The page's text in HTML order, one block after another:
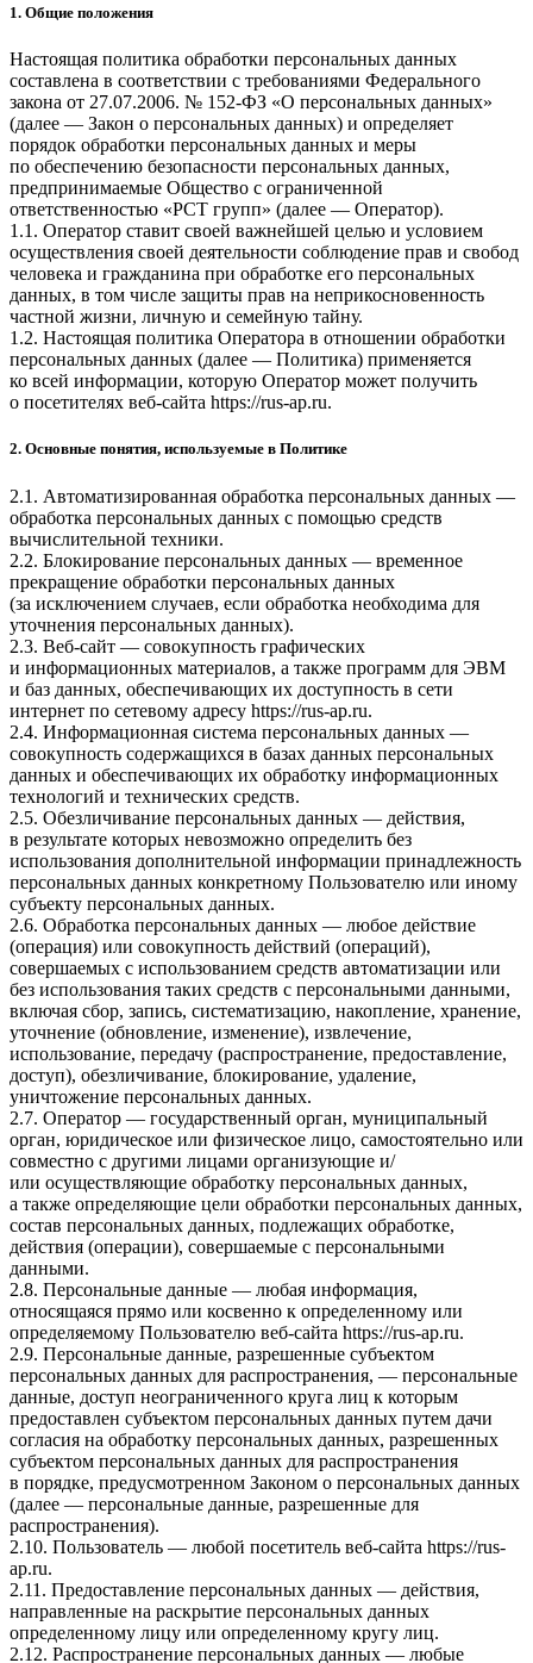
1. Общие положения
Настоящая политика обработки персональных данных
составлена в соответствии с требованиями Федерального
закона от 27.07.2006. № 152-ФЗ «О персональных данных»
(далее — Закон о персональных данных) и определяет
порядок обработки персональных данных и меры
по обеспечению безопасности персональных данных,
предпринимаемые Общество с ограниченной
ответственностью «РСТ групп» (далее — Оператор).
1.1. Оператор ставит своей важнейшей целью и условием
осуществления своей деятельности соблюдение прав и свобод
человека и гражданина при обработке его персональных
данных, в том числе защиты прав на неприкосновенность
частной жизни, личную и семейную тайну.
1.2. Настоящая политика Оператора в отношении обработки
персональных данных (далее — Политика) применяется
ко всей информации, которую Оператор может получить
о посетителях веб-сайта https://rus-ap.ru.
2. Основные понятия, используемые в Политике
2.1. Автоматизированная обработка персональных данных —
обработка персональных данных с помощью средств
вычислительной техники.
2.2. Блокирование персональных данных — временное
прекращение обработки персональных данных
(за исключением случаев, если обработка необходима для
уточнения персональных данных).
2.3. Веб-сайт — совокупность графических
и информационных материалов, а также программ для ЭВМ
и баз данных, обеспечивающих их доступность в сети
интернет по сетевому адресу https://rus-ap.ru.
2.4. Информационная система персональных данных —
совокупность содержащихся в базах данных персональных
данных и обеспечивающих их обработку информационных
технологий и технических средств.
2.5. Обезличивание персональных данных — действия,
в результате которых невозможно определить без
использования дополнительной информации принадлежность
персональных данных конкретному Пользователю или иному
субъекту персональных данных.
2.6. Обработка персональных данных — любое действие
(операция) или совокупность действий (операций),
совершаемых с использованием средств автоматизации или
без использования таких средств с персональными данными,
включая сбор, запись, систематизацию, накопление, хранение,
уточнение (обновление, изменение), извлечение,
использование, передачу (распространение, предоставление,
доступ), обезличивание, блокирование, удаление,
уничтожение персональных данных.
2.7. Оператор — государственный орган, муниципальный
орган, юридическое или физическое лицо, самостоятельно или
совместно с другими лицами организующие и/
или осуществляющие обработку персональных данных,
а также определяющие цели обработки персональных данных,
состав персональных данных, подлежащих обработке,
действия (операции), совершаемые с персональными
данными.
2.8. Персональные данные — любая информация,
относящаяся прямо или косвенно к определенному или
определяемому Пользователю веб-сайта https://rus-ap.ru.
2.9. Персональные данные, разрешенные субъектом
персональных данных для распространения, — персональные
данные, доступ неограниченного круга лиц к которым
предоставлен субъектом персональных данных путем дачи
согласия на обработку персональных данных, разрешенных
субъектом персональных данных для распространения
в порядке, предусмотренном Законом о персональных данных
(далее — персональные данные, разрешенные для
распространения).
2.10. Пользователь — любой посетитель веб-сайта https://rus-
ap.ru.
2.11. Предоставление персональных данных — действия,
направленные на раскрытие персональных данных
определенному лицу или определенному кругу лиц.
2.12. Распространение персональных данных — любые